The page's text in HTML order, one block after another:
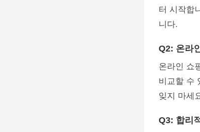
터 시작합
니다.
Q2: 온라
온라인 쇼
비교할 수
잊지 마세
Q3: 합리